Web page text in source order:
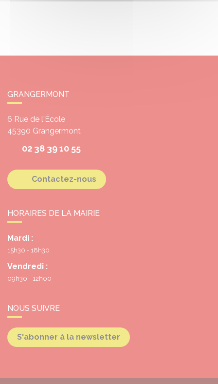
GRANGERMONT
6 Rue de l'École
45390 Grangermont
02 38 39 10 55
Contactez-nous
HORAIRES DE LA MAIRIE
Mardi :
15h30 - 18h30
Vendredi :
09h30 - 12h00
NOUS SUIVRE
S'abonner à la newsletter